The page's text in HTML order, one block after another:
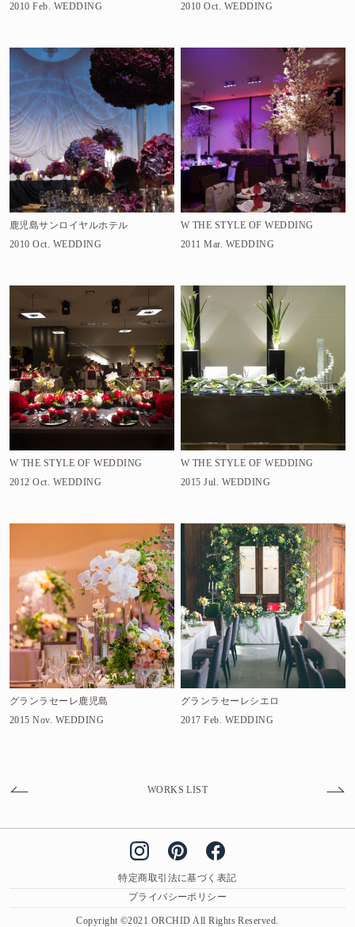
2010 Feb. WEDDING
2010 Oct. WEDDING
鹿児島サンロイヤルホテル
2010 Oct. WEDDING
W THE STYLE OF WEDDING
2011 Mar. WEDDING
W THE STYLE OF WEDDING
2012 Oct. WEDDING
W THE STYLE OF WEDDING
2015 Jul. WEDDING
グランラセーレ鹿児島
2015 Nov. WEDDING
グランラセーレシエロ
2017 Feb. WEDDING
WORKS LIST
特定商取引法に基づく表記
プライバシーポリシー
Copyright ©2021 ORCHID All Rights Reserved.